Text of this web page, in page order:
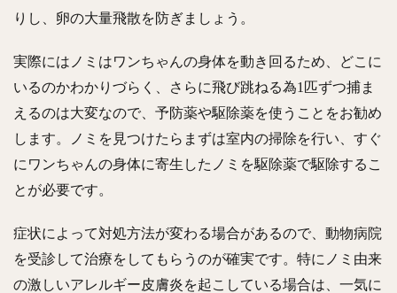
りし、卵の大量飛散を防ぎましょう。
実際にはノミはワンちゃんの身体を動き回るため、どこに
いるのかわかりづらく、さらに飛び跳ねる為1匹ずつ捕ま
えるのは大変なので、予防薬や駆除薬を使うことをお勧め
します。ノミを見つけたらまずは室内の掃除を行い、すぐ
にワンちゃんの身体に寄生したノミを駆除薬で駆除するこ
とが必要です。
症状によって対処方法が変わる場合があるので、動物病院
を受診して治療をしてもらうのが確実です。特にノミ由来
の激しいアレルギー皮膚炎を起こしている場合は、一気に